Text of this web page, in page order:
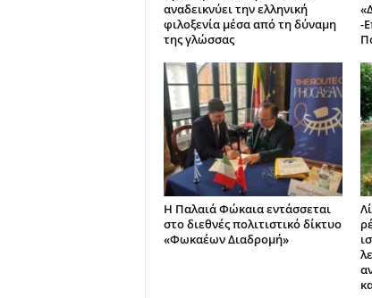
αναδεικνύει την ελληνική
φιλοξενία μέσα από τη δύναμη
της γλώσσας
-
Η Παλαιά Φώκαια εντάσσεται
στο διεθνές πολιτιστικό δίκτυο
«Φωκαέων Διαδρομή»